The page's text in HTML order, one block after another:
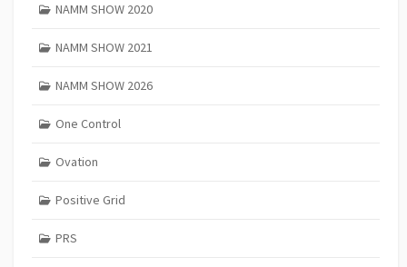
NAMM SHOW 2020
NAMM SHOW 2021
NAMM SHOW 2026
One Control
Ovation
Positive Grid
PRS